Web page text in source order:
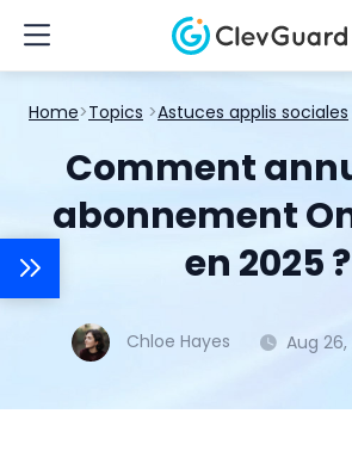
Home>Topics >Astuces applis sociales
Comment
abonnement
en 2025 ?
Chloe Hayes Aug 26,